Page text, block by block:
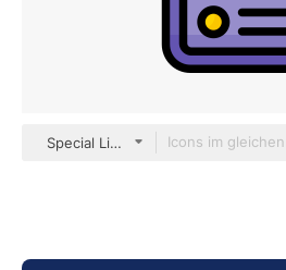
Special Lineal color